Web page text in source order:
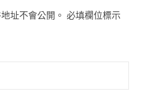
址不會公開。 必填欄位標示